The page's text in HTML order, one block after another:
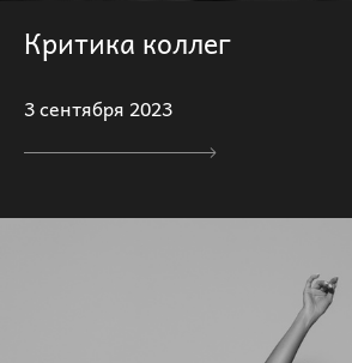
Критика коллег
3 сентября 2023